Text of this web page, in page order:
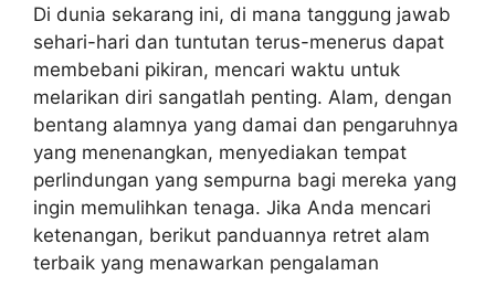
Di dunia sekarang ini, di mana tanggung jawab
sehari-hari dan tuntutan terus-menerus dapat
membebani pikiran, mencari waktu untuk
melarikan diri sangatlah penting. Alam, dengan
bentang alamnya yang damai dan pengaruhnya
yang menenangkan, menyediakan tempat
perlindungan yang sempurna bagi mereka yang
ingin memulihkan tenaga. Jika Anda mencari
ketenangan, berikut panduannya retret alam
terbaik yang menawarkan pengalaman